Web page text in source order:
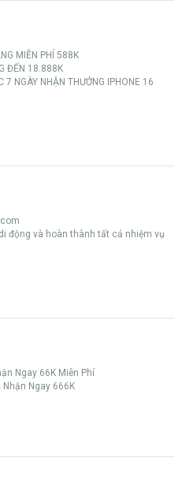
MIỄN PHÍ 588K
ĐẾN 18.888K
7 NGÀY NHẬN THƯỞNG IPHONE 16
động và hoàn thành tất cả nhiệm vụ
Ngay 66K Miễn Phí
Ngay 666K